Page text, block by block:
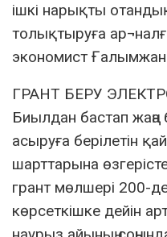
ішкі нарықты
толықтыруға
экономист Ғалымжан
ГРАНТ БЕРУ
Биылдан бастап
асыруға берілетін
шарттарына
грант мөлшері 200-
көрсеткішке дейін